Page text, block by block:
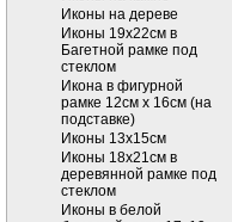
Иконы на дереве
Иконы 19х22см в
Багетной рамке под
стеклом
Икона в фигурной
рамке 12см х 16см (на
подставке)
Иконы 13х15см
Иконы 18х21см в
деревянной рамке под
стеклом
Иконы в белой